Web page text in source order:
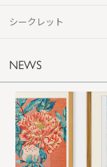
シークレット
NEWS